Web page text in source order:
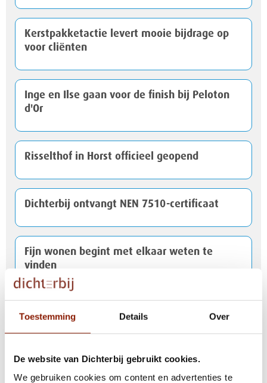
Toestemming Details Over
De website van Dichterbij gebruikt cookies.
We gebruiken cookies om content en advertenties te
Kerstpakketactie levert mooie bijdrage op
voor cliënten
Inge en Ilse gaan voor de finish bij Peloton
d'Or
Risselthof in Horst officieel geopend
Dichterbij ontvangt NEN 7510-certificaat
Fijn wonen begint met elkaar weten te
vinden
Nationaal Hitteplan actief
Help jij mee met het testen van onze nieuwe
website?